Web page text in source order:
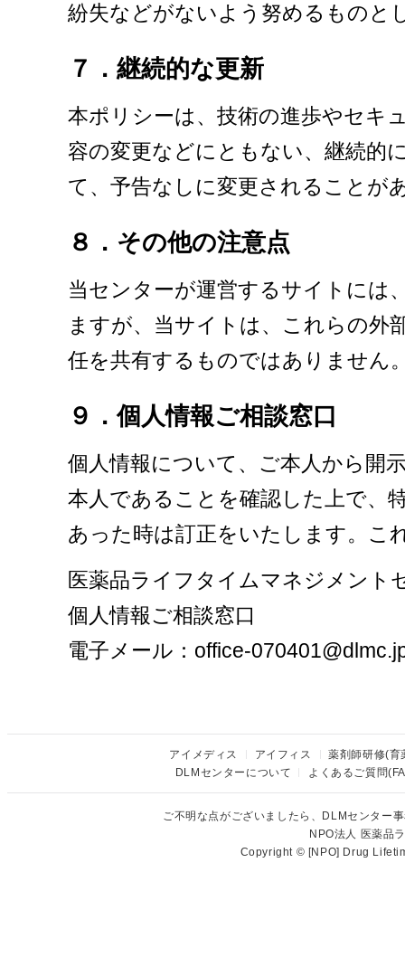
紛失などがないよう努めるものと
７．継続的な更新
本ポリシーは、技術の進歩やセキ
容の変更などにともない、継続的
て、予告なしに変更されることが
８．その他の注意点
当センターが運営するサイトには
ますが、当サイトは、これらの外
任を共有するものではありません
９．個人情報ご相談窓口
個人情報について、ご本人から開
本人であることを確認した上で、
あった時は訂正をいたします。こ
医薬品ライフタイムマネジメント
個人情報ご相談窓口
電子メール：office-
アイメディス アイフィス
薬剤師研修(育
DLMセンターについて
よくあるご質問
ご不明な点がございましたら、DLMセンター
NPO法人 医薬品
Copyright © [NPO] Drug